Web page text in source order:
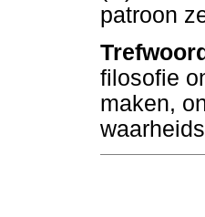
patroon
filosofie
maken,